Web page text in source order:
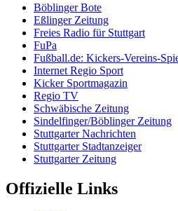
Böblinger Bote
Eßlinger Zeitung
Freies Radio für Stuttgart
FuPa
Fußball.de: Kickers-Vereins-
Internet Regio Sport
Kicker Sportmagazin
Regio TV
Schwäbische Zeitung
Sindelfinger/Böblinger Zeitung
Stuttgarter Nachrichten
Stuttgarter Stadtanzeiger
Stuttgarter Zeitung
Offizielle Links